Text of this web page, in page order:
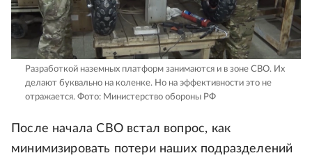
Разработкой наземных платформ занимаются и в зоне СВО. Их
делают буквально на коленке. Но на эффективности это не
отражается. Фото: Министерство обороны РФ
После начала СВО встал вопрос, как
минимизировать потери наших подразделений